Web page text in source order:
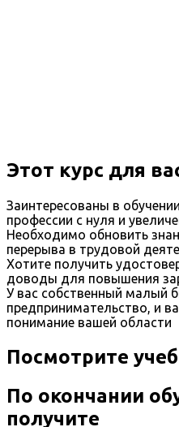
Этот курс для
Заинтересованы в
профессии с нуля и
Необходимо обновить
перерыва в трудовой
Хотите получить
доводы для повышения
У вас собственный малый
предпринимательство, и
понимание вашей области
Посмотрите
По окончании
получите